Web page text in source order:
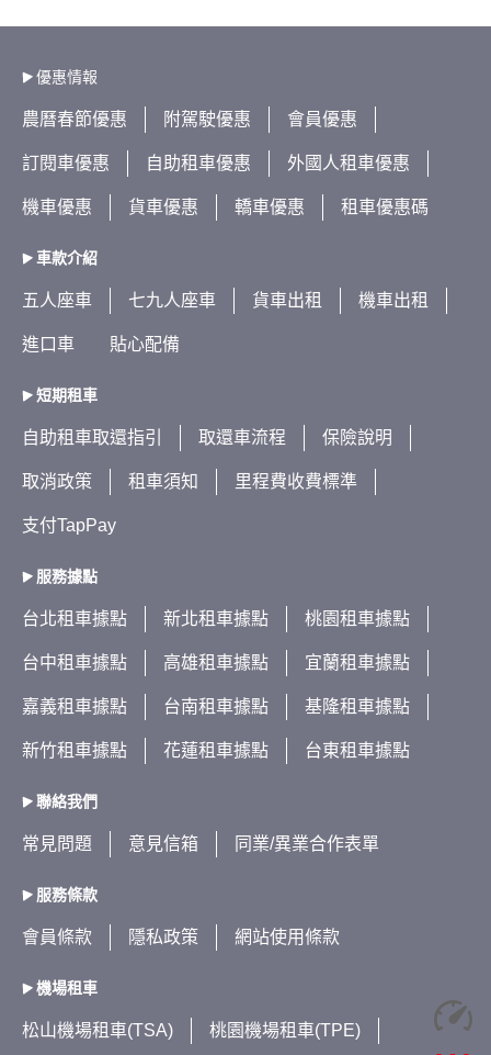
優惠情報
農曆春節優惠 附駕駛優惠 會員優惠
訂閱車優惠 自助租車優惠 外國人租車優惠
機車優惠 貨車優惠 轎車優惠 租車優惠碼
車款介紹
五人座車 七九人座車 貨車出租 機車出租
進口車 貼心配備
短期租車
自助租車取還指引 取還車流程 保險說明
取消政策 租車須知 里程費收費標準
支付TapPay
服務據點
台北租車據點 新北租車據點 桃園租車據點
台中租車據點 高雄租車據點 宜蘭租車據點
嘉義租車據點 台南租車據點 基隆租車據點
新竹租車據點 花蓮租車據點 台東租車據點
聯絡我們
常見問題 意見信箱 同業/異業合作表單
服務條款
會員條款 隱私政策 網站使用條款
機場租車
松山機場租車(TSA) 桃園機場租車(TPE)